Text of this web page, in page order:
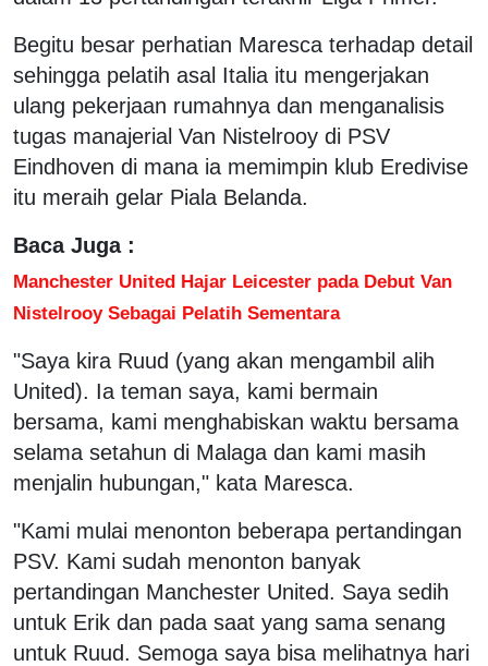
Begitu besar perhatian Maresca terhadap detail
sehingga pelatih asal Italia itu mengerjakan
ulang pekerjaan rumahnya dan menganalisis
tugas manajerial Van Nistelrooy di PSV
Eindhoven di mana ia memimpin klub Eredivise
itu meraih gelar Piala Belanda.
Baca Juga :
Manchester United Hajar Leicester pada Debut Van
Nistelrooy Sebagai Pelatih Sementara
"Saya kira Ruud (yang akan mengambil alih
United). Ia teman saya, kami bermain
bersama, kami menghabiskan waktu bersama
selama setahun di Malaga dan kami masih
menjalin hubungan," kata Maresca.
"Kami mulai menonton beberapa pertandingan
PSV. Kami sudah menonton banyak
pertandingan Manchester United. Saya sedih
untuk Erik dan pada saat yang sama senang
untuk Ruud. Semoga saya bisa melihatnya hari